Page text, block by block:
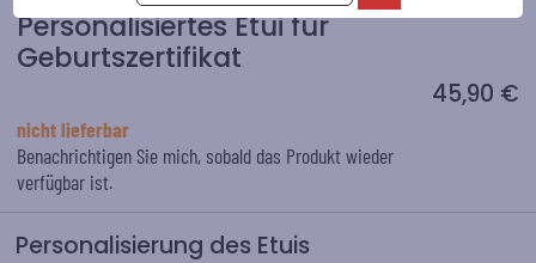
Personalisiertes Etui für
Geburtszertifikat
45,90 €
nicht lieferbar
Benachrichtigen Sie mich, sobald das Produkt wieder
verfügbar ist.
Personalisierung des Etuis